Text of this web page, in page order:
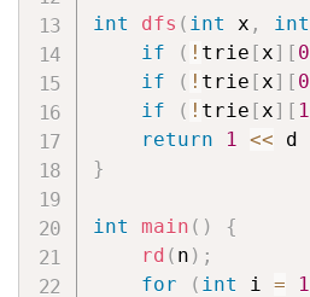
int dfs ( int x , int
if
( ! trie [x] [ 0
if
( ! trie [x] [ 0
if
( ! trie [x] [ 1
return
1 << d
}
int main ( )
{
rd ( n ) ;
for
( int i = 1